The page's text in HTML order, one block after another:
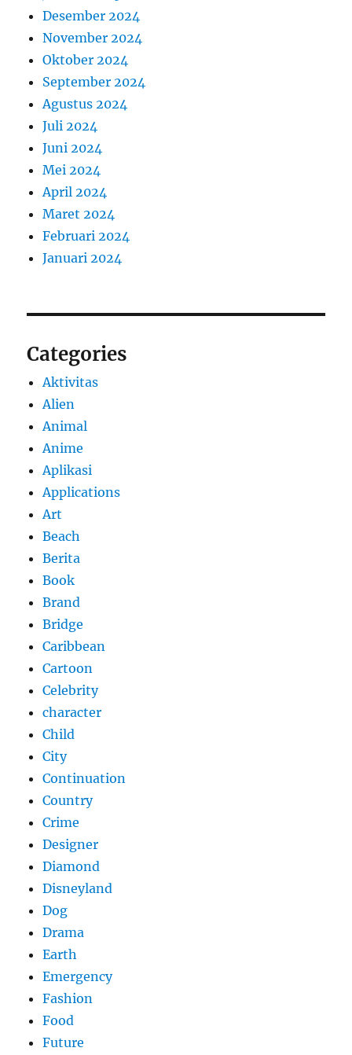
Desember 2024
November 2024
Oktober 2024
September 2024
Agustus 2024
Juli 2024
Juni 2024
Mei 2024
April 2024
Maret 2024
Februari 2024
Januari 2024
Categories
Aktivitas
Alien
Animal
Anime
Aplikasi
Applications
Art
Beach
Berita
Book
Brand
Bridge
Caribbean
Cartoon
Celebrity
character
Child
City
Continuation
Country
Crime
Designer
Diamond
Disneyland
Dog
Drama
Earth
Emergency
Fashion
Food
Future